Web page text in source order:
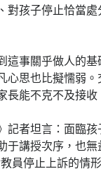
對孩子停止恰當
這事關乎做人的
心思也比擬懦弱
能不克不及接收
記者坦言：面臨
于講授次序，也無
員停止上訴的情